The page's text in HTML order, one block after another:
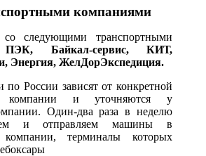
компаниями
следующими транспортными
ПЭК, Байкал-сервис, КИТ,
Энергия, ЖелДорЭкспедиция.
по России зависят от конкретной
компании и уточняются у
Один-два раза в неделю
и отправляем машины в
компании, терминалы которых